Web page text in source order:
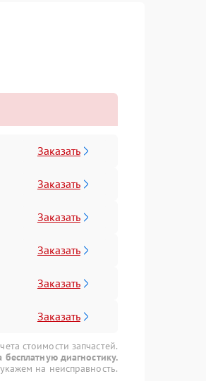
Заказать
Заказать
Заказать
Заказать
Заказать
Заказать
стоимости запчастей.
бесплатную диагностику.
на неисправность.